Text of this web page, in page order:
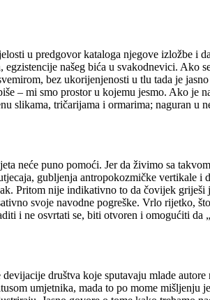
u predgovor kataloga njegove izložbe i
našeg bića u svakodnevici. Ako
bez ukorijenjenosti u tlu tada je
– mi smo prostor u kojemu jesmo. Ako je
slikama, tričarijama i ormarima; naguran u
neće puno pomoći. Jer da živimo sa
gubljenja antropokozmičke vertikale i
Pritom nije indikativno to da čovijek
svoje navodne pogreške. Vrlo rijetko,
i ne osvrtati se, biti otvoren i omogućiti da
društva koje sputavaju mlade autore
umjetnika, mada to po mome